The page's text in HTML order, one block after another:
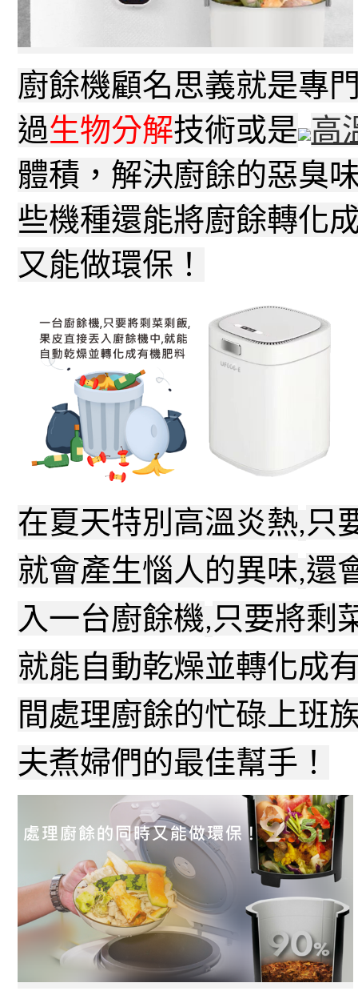
廚餘機顧名思義就是專
過生物分解技術或是 高
體積，解決廚餘的惡臭
些機種還能將廚餘轉化
又能做環保！
在夏天特別高溫炎熱, 只
就會產生惱人的異味,還
入一台廚餘機, 只要將剩
就能自動乾燥並轉化成
間處理廚餘的忙碌上班
夫煮婦們的最佳幫手！